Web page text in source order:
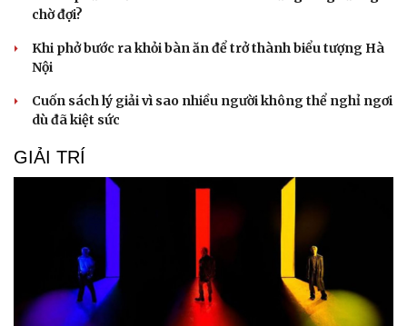
Đọc truyện đêm khuya
Cửa sổ tình yêu
Kể chuyện cho bé
Hạt giống tâm hồn
chờ đợi?
Khi phở bước ra khỏi bàn ăn để trở thành biểu tượng Hà
Nội
Cuốn sách lý giải vì sao nhiều người không thể nghỉ ngơi
dù đã kiệt sức
GIẢI TRÍ